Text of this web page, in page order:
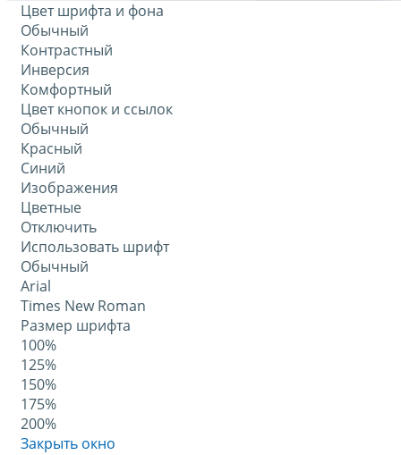
Цвет шрифта и фона
Обычный
Контрастный
Инверсия
Комфортный
Цвет кнопок и ссылок
Обычный
Красный
Синий
Изображения
Цветные
Отключить
Использовать шрифт
Обычный
Arial
Times New Roman
Размер шрифта
100%
125%
150%
175%
200%
Закрыть окно